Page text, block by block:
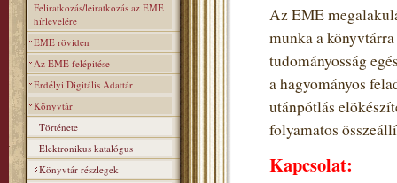
Feliratkozás/leiratkozás az EME
hírlevelére
EME röviden
Az EME felépitése
Erdélyi Digitális Adattár
Könyvtár
Története
Elektronikus katalógus
Könyvtár részlegek
Az EME
munka a
tudományosság
a hagyományos
utánpótlás
folyamatos
Kapcsolat: